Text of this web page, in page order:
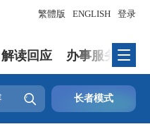
登录
繁體版 ENGLISH
解读回应 办事服务
 长者模式